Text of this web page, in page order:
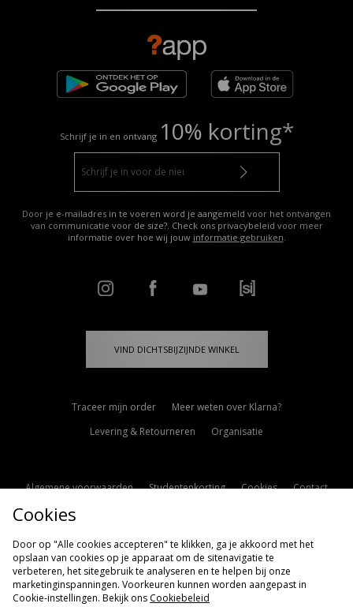
Schrijf je in en ontvang 10% korting*
Door je e-mailadres in te voeren word je aangemeld voor het ontvangen
van communicatie voor de size?. Check ons privacybeleid voor meer
informatie over hoe wij jouw informatie gebruiken
VIND DICHTSBIJZIJNDE WINKEL
Traceer mijn order
Meer weten over Klarna?
Levering & Retourneren
Organisatie
Algemene voorwaarden Studentenkorting Cookies
Contact
Cookie Instellingen
Cookies
Door op "Alle cookies accepteren" te klikken, ga je akkoord met het
opslaan van cookies op je apparaat om de sitenavigatie te
verbeteren, het sitegebruik te analyseren en te helpen bij onze
marketinginspanningen. Voorkeuren kunnen worden aangepast in
Cookie-instellingen. Bekijk ons Cookiebeleid